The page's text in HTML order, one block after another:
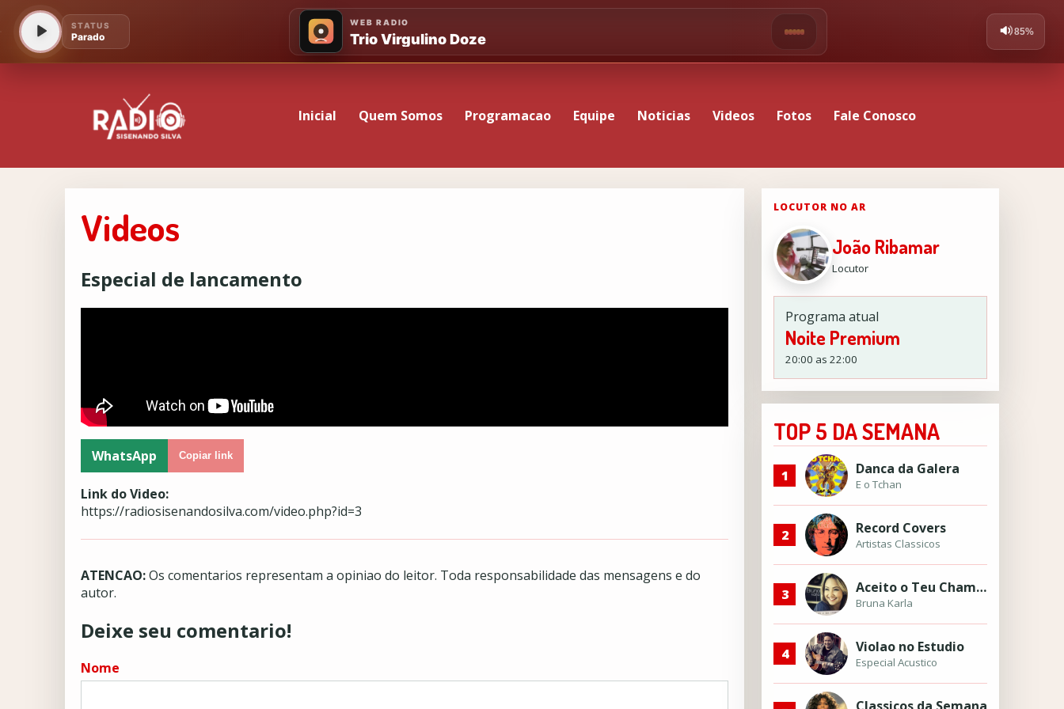
Inicial Quem Somos Programacao Equipe Noticias Videos Fotos Fale Conosco
Videos
Especial de lancamento
WhatsApp Copiar link
Link do Video:
https://radiosisenandosilva.com/video.php?id=3
ATENCAO:Os comentarios representam a opiniao do leitor. Toda responsabilidade das mensagens e do
autor.
Deixe seu comentario!
Nome
LOCUTOR NO AR
João Ribamar
Locutor
Programa atual
Noite Premium
20:00 as 22:00
TOP 5 DA SEMANA
1 Danca da Galera
E o Tchan
2 Record Covers
Artistas Classicos
3 Aceito o Teu Chamado
Bruna Karla
4 Violao no Estudio
Especial Acustico